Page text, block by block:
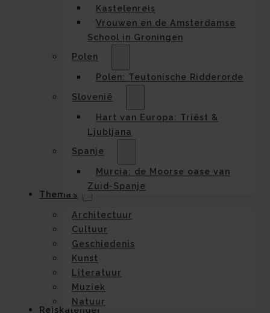
Kastelenreis
Vrouwen en de Amsterdamse
School in Groningen
Polen
Polen: Teutonische Ridderorde
Slovenië
Hart van Europa: Triëst &
Ljubljana
Spanje
Murcia: de Moorse oase van
Zuid-Spanje
Thema’s
Architectuur
Cultuur
Geschiedenis
Kunst
Literatuur
Muziek
Natuur
Reiskalender